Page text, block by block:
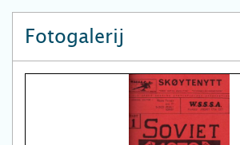
Fotogalerij